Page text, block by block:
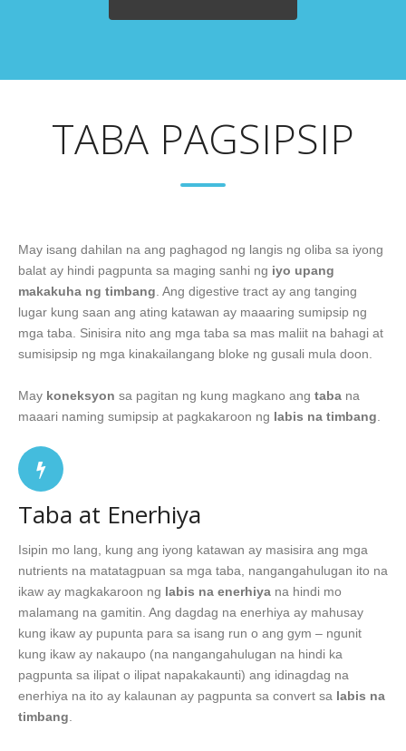
TABA PAGSIPSIP
May isang dahilan na ang paghagod ng langis ng oliba sa iyong
balat ay hindi pagpunta sa maging sanhi ng iyo upang
makakuha ng timbang. Ang digestive tract ay ang tanging
lugar kung saan ang ating katawan ay maaaring sumipsip ng
mga taba. Sinisira nito ang mga taba sa mas maliit na bahagi at
sumisipsip ng mga kinakailangang bloke ng gusali mula doon.
May koneksyon sa pagitan ng kung magkano ang taba na
maaari naming sumipsip at pagkakaroon ng labis na timbang.
Taba at Enerhiya
Isipin mo lang, kung ang iyong katawan ay masisira ang mga
nutrients na matatagpuan sa mga taba, nangangahulugan ito na
ikaw ay magkakaroon ng labis na enerhiya na hindi mo
malamang na gamitin. Ang dagdag na enerhiya ay mahusay
kung ikaw ay pupunta para sa isang run o ang gym – ngunit
kung ikaw ay nakaupo (na nangangahulugan na hindi ka
pagpunta sa ilipat o ilipat napakakaunti) ang idinagdag na
enerhiya na ito ay kalaunan ay pagpunta sa convert sa labis na
timbang